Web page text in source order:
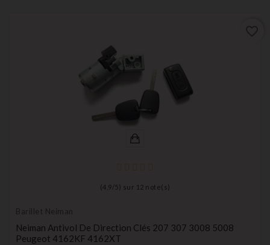
(4,9 / 5) sur 12 note(s)
Barillet Neiman
Neiman Antivol De Direction Clés 207 307 3008 5008
Peugeot 4162KF 4162XT